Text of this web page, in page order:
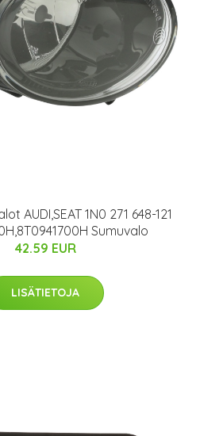
AUDI,SEAT 1N0 271 648-121
Sumuvalo
42.59 EUR
LISÄTIETOJA